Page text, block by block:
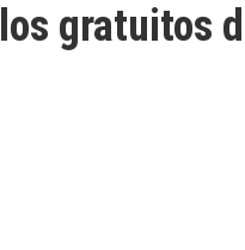
gratuitos